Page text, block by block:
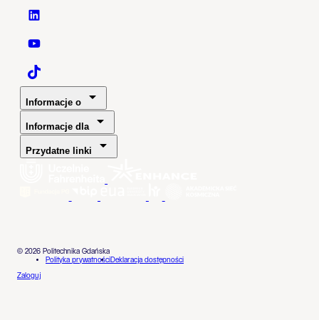
Politechnika Gdańska - LinkedIn
Politechnika Gdańska - YouTube
Politechnika Gdańska - TaikTok
Informacje o
Informacje dla
Przydatne linki
© 2026 Politechnika Gdańska
Polityka prywatnościDeklaracja dostępności
Zaloguj